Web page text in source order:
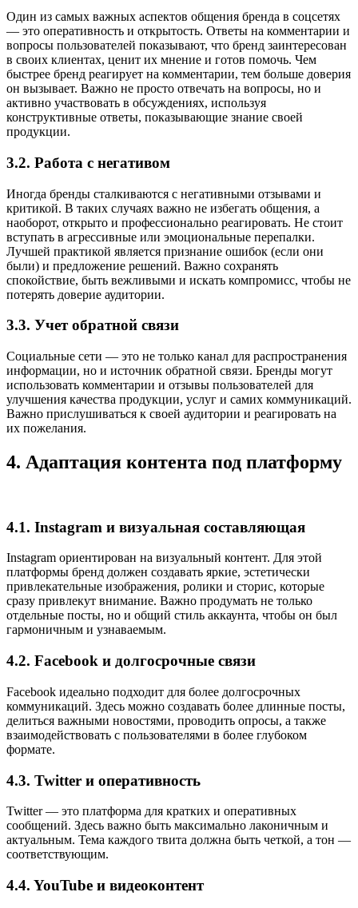
Один из самых важных аспектов общения бренда в соцсетях
— это оперативность и открытость. Ответы на комментарии и
вопросы пользователей показывают, что бренд заинтересован
в своих клиентах, ценит их мнение и готов помочь. Чем
быстрее бренд реагирует на комментарии, тем больше доверия
он вызывает. Важно не просто отвечать на вопросы, но и
активно участвовать в обсуждениях, используя
конструктивные ответы, показывающие знание своей
продукции.
3.2. Работа с негативом
Иногда бренды сталкиваются с негативными отзывами и
критикой. В таких случаях важно не избегать общения, а
наоборот, открыто и профессионально реагировать. Не стоит
вступать в агрессивные или эмоциональные перепалки.
Лучшей практикой является признание ошибок (если они
были) и предложение решений. Важно сохранять
спокойствие, быть вежливыми и искать компромисс, чтобы не
потерять доверие аудитории.
3.3. Учет обратной связи
Социальные сети — это не только канал для распространения
информации, но и источник обратной связи. Бренды могут
использовать комментарии и отзывы пользователей для
улучшения качества продукции, услуг и самих коммуникаций.
Важно прислушиваться к своей аудитории и реагировать на
их пожелания.
4. Адаптация контента под платформу
4.1. Instagram и визуальная составляющая
Instagram ориентирован на визуальный контент. Для этой
платформы бренд должен создавать яркие, эстетически
привлекательные изображения, ролики и сторис, которые
сразу привлекут внимание. Важно продумать не только
отдельные посты, но и общий стиль аккаунта, чтобы он был
гармоничным и узнаваемым.
4.2. Facebook и долгосрочные связи
Facebook идеально подходит для более долгосрочных
коммуникаций. Здесь можно создавать более длинные посты,
делиться важными новостями, проводить опросы, а также
взаимодействовать с пользователями в более глубоком
формате.
4.3. Twitter и оперативность
Twitter — это платформа для кратких и оперативных
сообщений. Здесь важно быть максимально лаконичным и
актуальным. Тема каждого твита должна быть четкой, а тон —
соответствующим.
4.4. YouTube и видеоконтент